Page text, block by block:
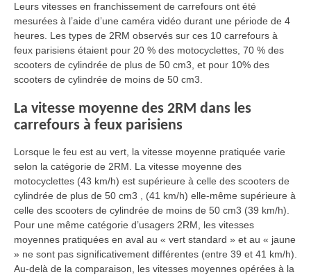
Leurs vitesses en franchissement de carrefours ont été
mesurées à l’aide d’une caméra vidéo durant une période de 4
heures. Les types de 2RM observés sur ces 10 carrefours à
feux parisiens étaient pour 20 % des motocyclettes, 70 % des
scooters de cylindrée de plus de 50 cm3, et pour 10% des
scooters de cylindrée de moins de 50 cm3.
La vitesse moyenne des 2RM dans les
carrefours à feux parisiens
Lorsque le feu est au vert, la vitesse moyenne pratiquée varie
selon la catégorie de 2RM. La vitesse moyenne des
motocyclettes (43 km/h) est supérieure à celle des scooters de
cylindrée de plus de 50 cm3 , (41 km/h) elle-même supérieure à
celle des scooters de cylindrée de moins de 50 cm3 (39 km/h).
Pour une même catégorie d’usagers 2RM, les vitesses
moyennes pratiquées en aval au « vert standard » et au « jaune
» ne sont pas significativement différentes (entre 39 et 41 km/h).
Au-delà de la comparaison, les vitesses moyennes opérées à la